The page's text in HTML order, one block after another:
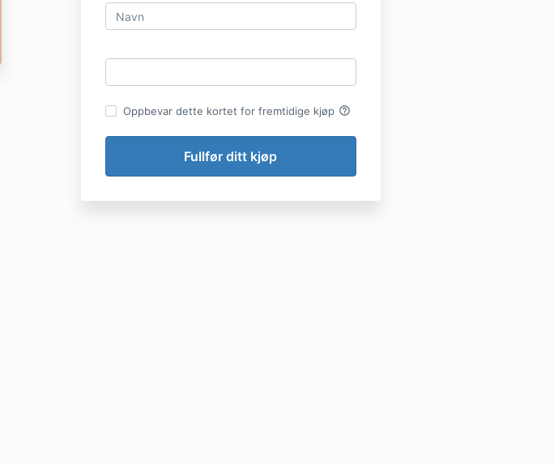
Oppbevar dette kortet for fremtidige kjøp help_outline